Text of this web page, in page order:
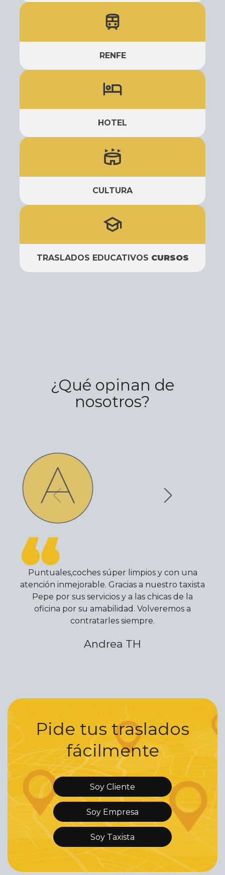
RENFE
HOTEL
CULTURA
TRASLADOS EDUCATIVOS CURSOS
¿Qué opinan de
nosotros?
Puntuales,coches súper limpios y con una
atención inmejorable. Gracias a nuestro taxista
Pepe por sus servicios y a las chicas de la
oficina por su amabilidad. Volveremos a
contratarles siempre.
Andrea TH
Pide tus traslados
fácilmente
Soy Cliente
Soy Empresa
Soy Taxista